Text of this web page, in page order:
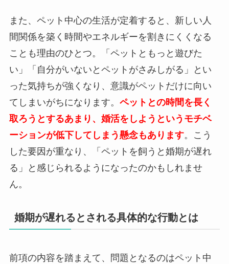
また、ペット中心の生活が定着すると、新しい人
間関係を築く時間やエネルギーを割きにくくなる
ことも理由のひとつ。「ペットともっと遊びた
い」「自分がいないとペットがさみしがる」とい
った気持ちが強くなり、意識がペットだけに向い
てしまいがちになります。 ペットとの時間を長く
取ろうとするあまり、婚活をしようというモチベ
ーションが低下してしまう懸念もあります。こう
した要因が重なり、「ペットを飼うと婚期が遅れ
る」と感じられるようになったのかもしれませ
ん。
婚期が遅れるとされる具体的な行動とは
前項の内容を踏まえて、問題となるのはペット中